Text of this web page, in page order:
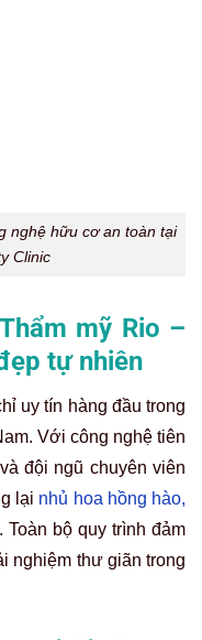
bộ quy trình đảm
nghiệm thư giãn trong
tại Rio Beauty
gồm nhiều bước
bằng laser (nếu cần),
chất và hướng dẫn
thiết bị Cheyenne
cao cấp giúp thao
thương da. Toàn bộ